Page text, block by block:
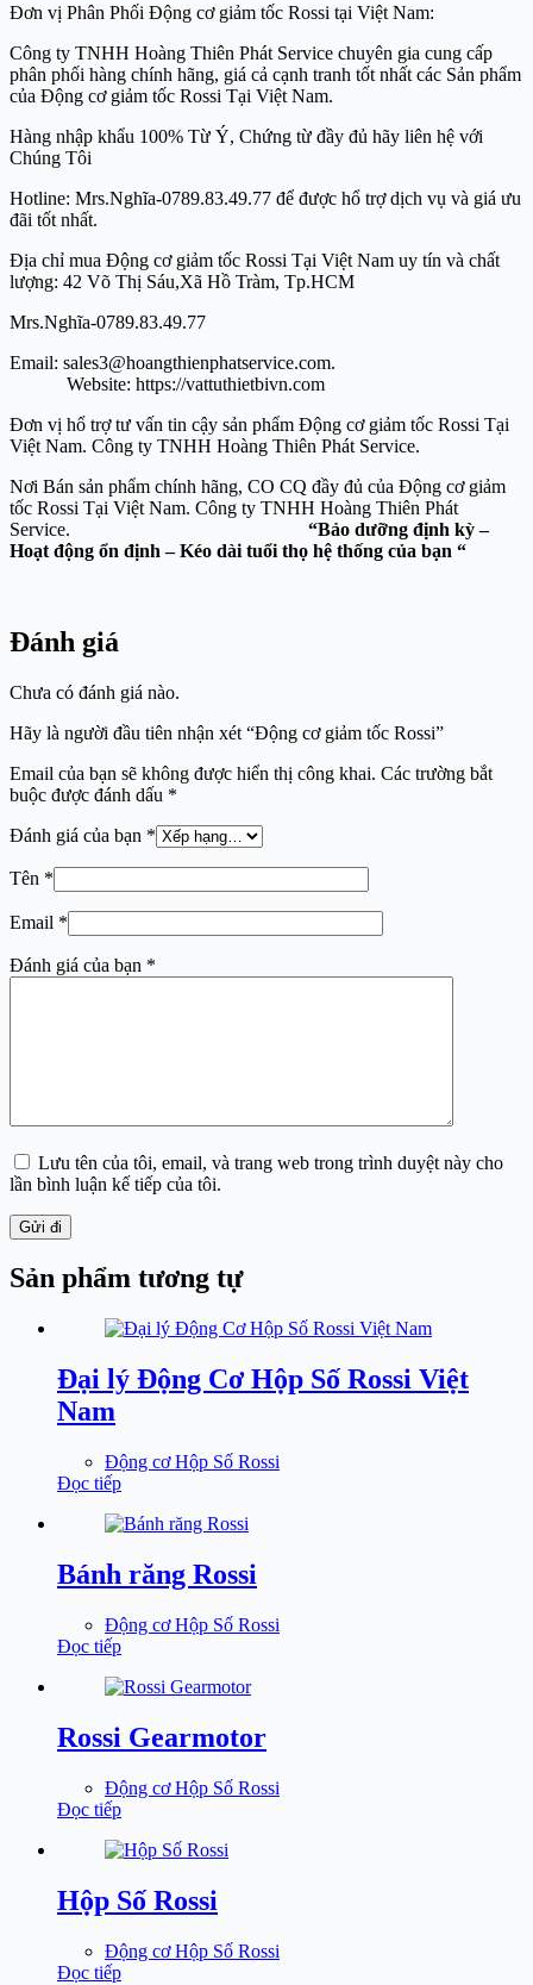
Đơn vị Phân Phối Động cơ giảm tốc Rossi tại Việt Nam:
Công ty TNHH Hoàng Thiên Phát Service chuyên gia cung cấp
phân phối hàng chính hãng, giá cả cạnh tranh tốt nhất các Sản phẩm
của Động cơ giảm tốc Rossi Tại Việt Nam.
Hàng nhập khẩu 100% Từ Ý, Chứng từ đầy đủ hãy liên hệ với
Chúng Tôi
Hotline: Mrs.Nghĩa-0789.83.49.77 để được hổ trợ dịch vụ và giá ưu
đãi tốt nhất.
Địa chỉ mua Động cơ giảm tốc Rossi Tại Việt Nam uy tín và chất
lượng: 42 Võ Thị Sáu,Xã Hồ Tràm, Tp.HCM
Mrs.Nghĩa-0789.83.49.77
Email: sales3@hoangthienphatservice.com.
Website: https://vattuthietbivn.com
Đơn vị hổ trợ tư vấn tin cậy sản phẩm Động cơ giảm tốc Rossi Tại
Việt Nam. Công ty TNHH Hoàng Thiên Phát Service.
Nơi Bán sản phẩm chính hãng, CO CQ đầy đủ của Động cơ giảm
tốc Rossi Tại Việt Nam. Công ty TNHH Hoàng Thiên Phát
Service.
“Bảo dưỡng định kỳ –
Hoạt động ổn định – Kéo dài tuổi thọ hệ thống của bạn “
Đánh giá
Chưa có đánh giá nào.
Hãy là người đầu tiên nhận xét “Động cơ giảm tốc Rossi”
Email của bạn sẽ không được hiển thị công khai. Các trường bắt
buộc được đánh dấu *
Đánh giá của bạn *
Tên *
Email *
Đánh giá của bạn *
Lưu tên của tôi, email, và trang web trong trình duyệt này cho
lần bình luận kế tiếp của tôi.
Gửi đi
Sản phẩm tương tự
Đại lý Động Cơ Hộp Số Rossi Việt
Nam
Động cơ Hộp Số Rossi
Đọc tiếp
Bánh răng Rossi
Động cơ Hộp Số Rossi
Đọc tiếp
Rossi Gearmotor
Động cơ Hộp Số Rossi
Đọc tiếp
Hộp Số Rossi
Động cơ Hộp Số Rossi
Đọc tiếp